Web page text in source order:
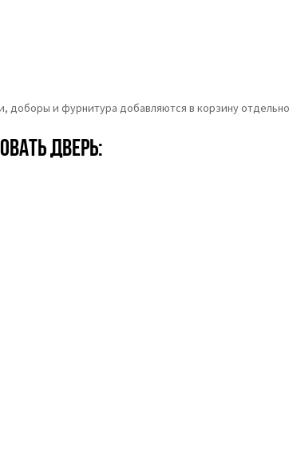
доборы и фурнитура добавляются в корзину
дверь: